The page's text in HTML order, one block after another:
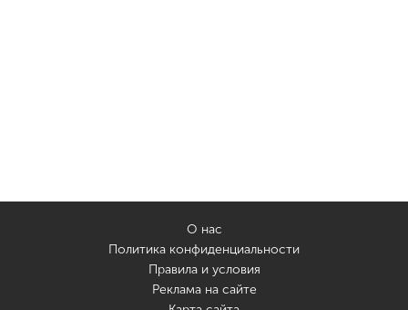
О нас
Политика конфиденциальности
Правила и условия
Реклама на сайте